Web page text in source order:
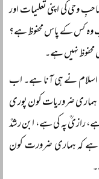
صاحبِ وحی کی اپنی تعلیمات اور
کس کے پاس محفوظ ہے؟
نہیں ہے۔
اسلام نے ہی آنا ہے۔ اب
ہماری ضروریات کون پوری
رازیؒ پہ کی ہے، ابن رشدؒ
ہے کہ ہماری ضرورت کون